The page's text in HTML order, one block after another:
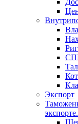
Экспорт